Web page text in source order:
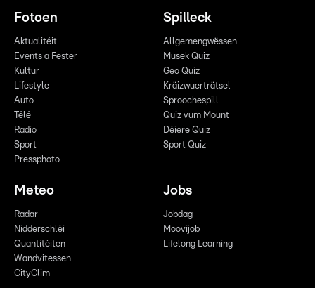
Fotoen
Aktualitéit
Events a Fester
Kultur
Lifestyle
Auto
Télé
Radio
Sport
Pressphoto
Spilleck
Allgemengwëssen
Musek Quiz
Geo Quiz
Kräizwuerträtsel
Sproochespill
Quiz vum Mount
Déiere Quiz
Sport Quiz
Meteo
Radar
Nidderschléi
Quantitéiten
Wandvitessen
CityClim
Jobs
Jobdag
Moovijob
Lifelong Learning